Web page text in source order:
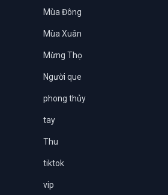
Mùa Đông
Mùa Xuân
Mừng Thọ
Người que
phong thủy
tay
Thu
tiktok
vip